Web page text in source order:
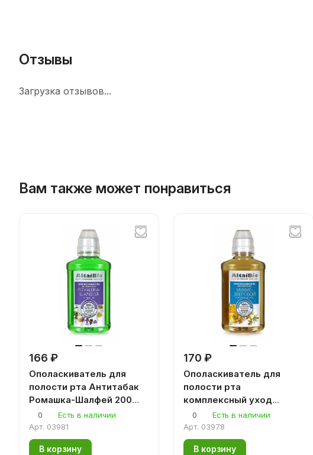
Отзывы
Загрузка отзывов...
Вам также может понравиться
166 ₽
Ополаскиватель для
полости рта Антитабак
Ромашка-Шалфей 200
мл.
0
Есть в наличии
Арт. 03981
В корзину
170 ₽
Ополаскиватель для
полости рта
комплексный уход
Мумиё-Зверобой 200 мл.
0
Есть в наличии
Арт. 03978
В корзину